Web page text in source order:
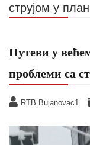
струјом у
Путеви у
проблеми са
RTB Bujanovac1